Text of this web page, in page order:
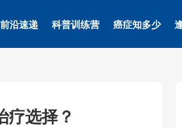
前沿速递 科普训练营 癌症知多少
疗选择？